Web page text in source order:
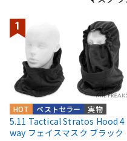
実物
ベストセラー
HOT
5.11 Tactical Stratos Hood 4
way フェイスマスク ブラック